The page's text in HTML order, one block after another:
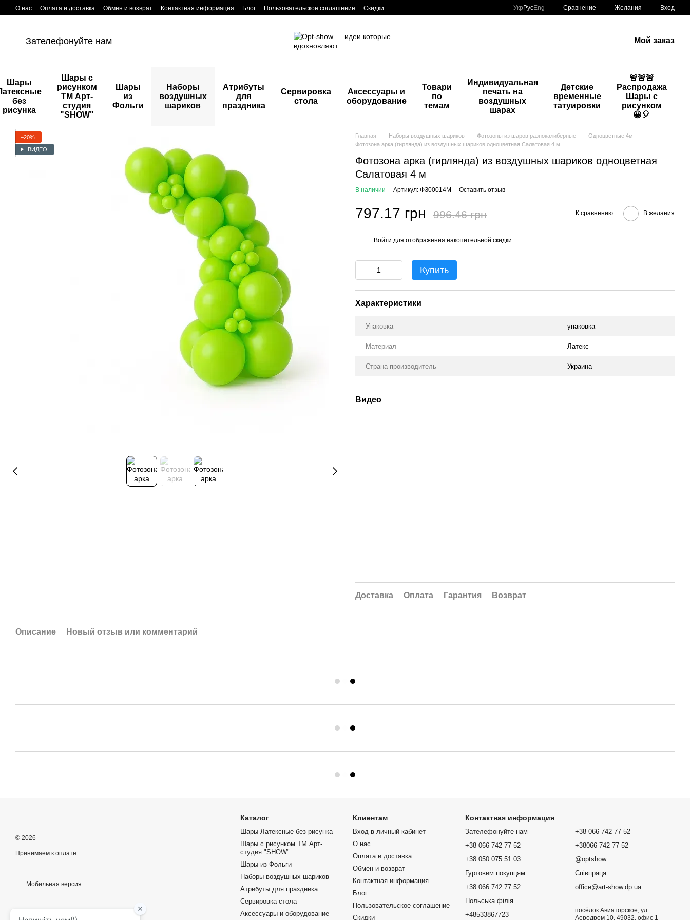
Перейти к основному контенту
О нас Оплата и доставка Обмен и возврат Контактная информация Блог Пользовательское соглашение Скидки Укр РусEng Сравнение Желания Вход
Зателефонуйте нам Мой заказ
Шары
без
рисунка
Шары с
рисунком
ТМ Арт-
студия
"SHOW"
Шары
из
Фольги
Наборы
воздушных
шариков
Атрибуты
для
праздника
Сервировка
стола
Аксессуары и
оборудование
Товари
по
темам
Индивидуальная
печать на
воздушных
шарах
Детские
временные
татуировки
🚨🚨🚨
Распродажа
Шары с
рисунком
😀🎈
−20%
ВИДЕО
Главная Наборы воздушных шариков Фотозоны из шаров разнокалиберные
Одноцветные 4м
Фотозона арка (гирлянда) из воздушных шариков одноцветная Салатовая 4 м
Фотозона арка (гирлянда) из воздушных шариков одноцветная
Салатовая 4 м
В наличии Артикул: ФЗ00014М Оставить отзыв
797.17 грн 996.46 грн К сравнению В желания
Войти для отображения накопительной скидки
Купить
Характеристики
Упаковка упаковка
Материал Латекс
Страна производитель Украина
Видео
Доставка Оплата Гарантия Возврат
Описание Новый отзыв или комментарий
© 2026
Принимаем к оплате
Мобильная версия
Каталог
Шары Латексные без рисунка
Шары с рисунком ТМ Арт-
студия "SHOW"
Шары из Фольги
Наборы воздушных шариков
Атрибуты для праздника
Сервировка стола
Аксессуары и оборудование
Клиентам
Вход в личный кабинет
О нас
Оплата и доставка
Обмен и возврат
Контактная информация
Блог
Пользовательское соглашение
Скидки
Контактная информация
Зателефонуйте нам
+38 066 742 77 52
+38 050 075 51 03
Гуртовим покупцям
+38 066 742 77 52
Польська філія
+48533867723
+38 066 742 77 52
+38066 742 77 52
@optshow
Співпраця
office@art-show.dp.ua
посёлок Авиаторское, ул.
Аеродром 10, 49032, офис 1